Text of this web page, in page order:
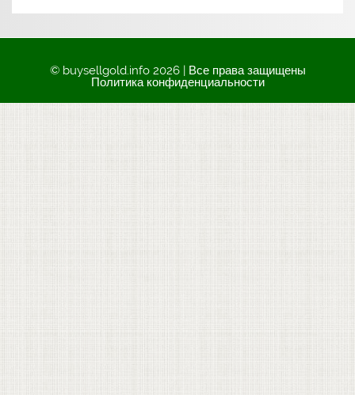
© buysellgold.info 2026 | Все права защищены
Политика конфиденциальности